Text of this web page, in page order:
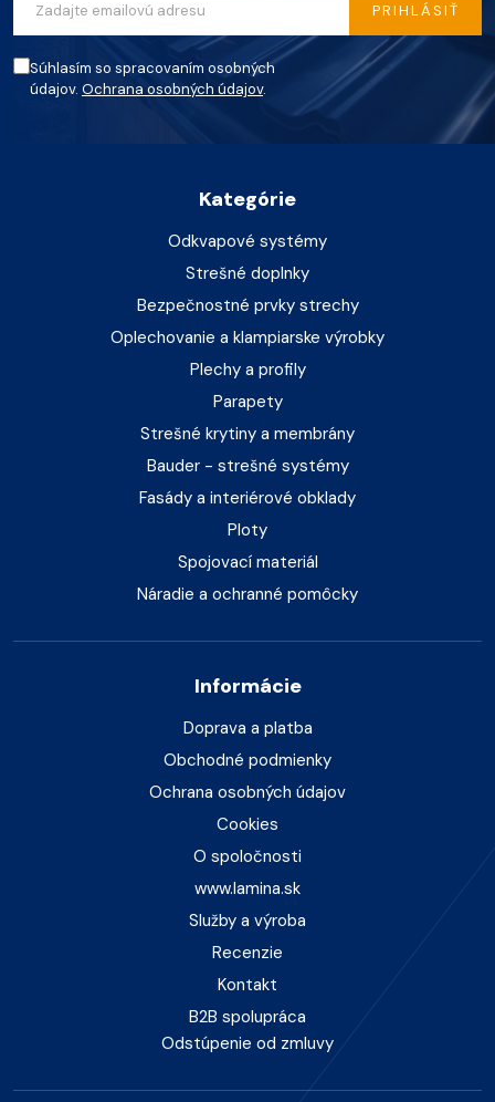
Súhlasím so spracovaním osobných
údajov. Ochrana osobných údajov.
PRIHLÁSIŤ
Kategórie
Odkvapové systémy
Strešné doplnky
Bezpečnostné prvky strechy
Oplechovanie a klampiarske výrobky
Plechy a profily
Parapety
Strešné krytiny a membrány
Bauder - strešné systémy
Fasády a interiérové obklady
Ploty
Spojovací materiál
Náradie a ochranné pomôcky
Informácie
Doprava a platba
Obchodné podmienky
Ochrana osobných údajov
Cookies
O spoločnosti
www.lamina.sk
Služby a výroba
Recenzie
Kontakt
B2B spolupráca
Odstúpenie od zmluvy